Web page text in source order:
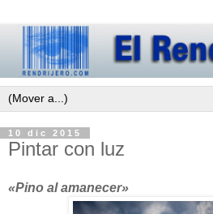
10 dic 2015
Pintar con luz
«Pino al amanecer»